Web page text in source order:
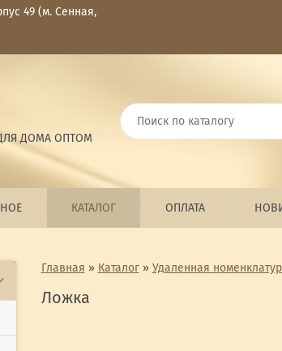
49 (м. Сенная,
ДОМА ОПТОМ
КАТАЛОГ ОПЛАТА
Главная » Каталог» Удаленная
Ложка